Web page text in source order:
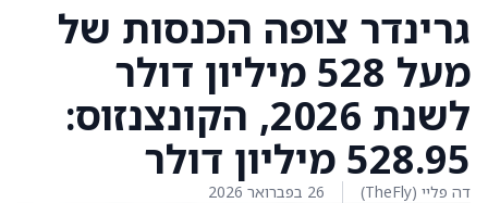
גרינדר צופה הכנסות של
מעל 528 מיליון דולר
לשנת 2026, הקונצנזוס:
528.95 מיליון דולר
דה פליי (TheFly) 26 בפברואר 2026